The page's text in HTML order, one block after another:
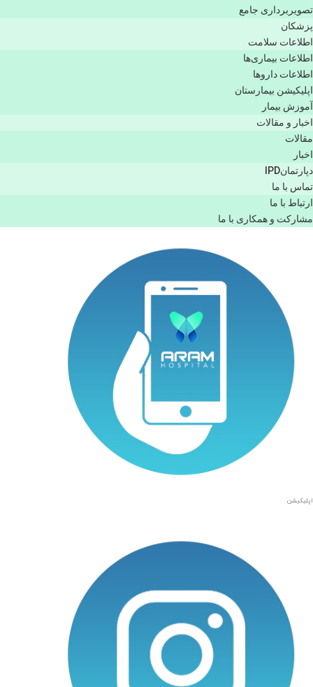
تصویربرداری جامع
پزشكان
اطلاعات سلامت
اطلاعات بیماری‌ها
اطلاعات دارو‌ها
اپليكيشن بيمارستان
آموزش بیمار
اخبار و مقالات
مقالات
اخبار
دپارتمانIPD
تماس با ما
ارتباط با ما
مشاركت و همكاری با ما
اپلیکیشن